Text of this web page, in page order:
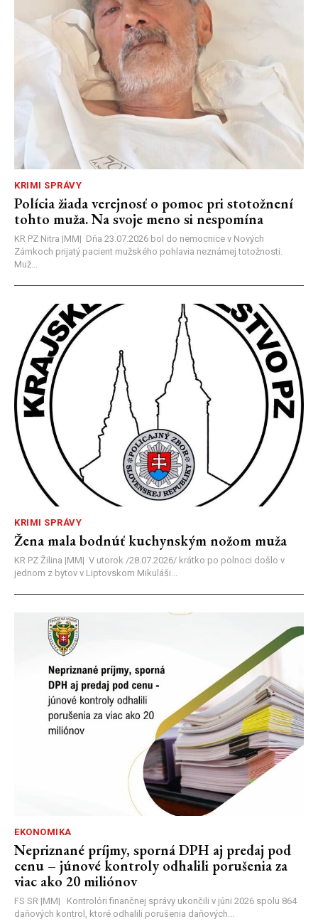
KRIMI SPRÁVY
Polícia žiada verejnosť o pomoc pri stotožnení
tohto muža. Na svoje meno si nespomína
KR PZ Nitra |MM| Dňa 23.07.2026 bol do nemocnice v Nových
Zámkoch prijatý pacient mužského pohlavia neznámej totožnosti.
Muž...
KRIMI SPRÁVY
Žena mala bodnúť kuchynským nožom muža
KR PZ Žilina |MM| V utorok /28.07.2026/ krátko po polnoci došlo v
jednom z bytov v Liptovskom Mikuláši...
EKONOMIKA
Nepriznané príjmy, sporná DPH aj predaj pod
cenu – júnové kontroly odhalili porušenia za
viac ako 20 miliónov
FS SR |MM| Kontrolóri finančnej správy ukončili v júni 2026 spolu 864
daňových kontrol, ktoré odhalili porušenia daňových...